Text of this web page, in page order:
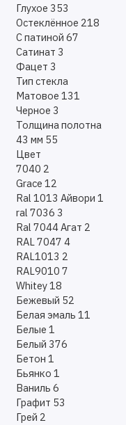
Глухое 353
Остеклённое 218
С патиной 67
Сатинат 3
Фацет 3
Тип стекла
Матовое 131
Черное 3
Толщина полотна
43 мм 55
Цвет
7040 2
Grace 12
Ral 1013 Айвори 1
ral 7036 3
Ral 7044 Агат 2
RAL 7047 4
RAL1013 2
RAL9010 7
Whitey18
Бежевый 52
Белая эмаль 11
Белые 1
Белый 376
Бетон 1
Бьянко 1
Ваниль 6
Графит 53
Грей 2